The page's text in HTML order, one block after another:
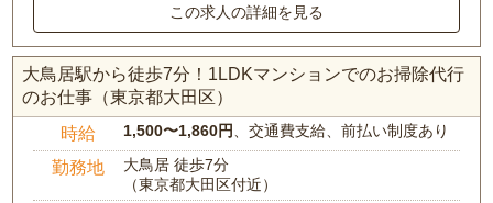
この求人の詳細を見る
大鳥居駅から徒歩7分！1LDKマンションでのお掃除代行
のお仕事（東京都大田区）
時給 1,500〜1,860円 、交通費支給、前払い制度あり
勤務地
大鳥居 徒歩7分
（東京都大田区付近）